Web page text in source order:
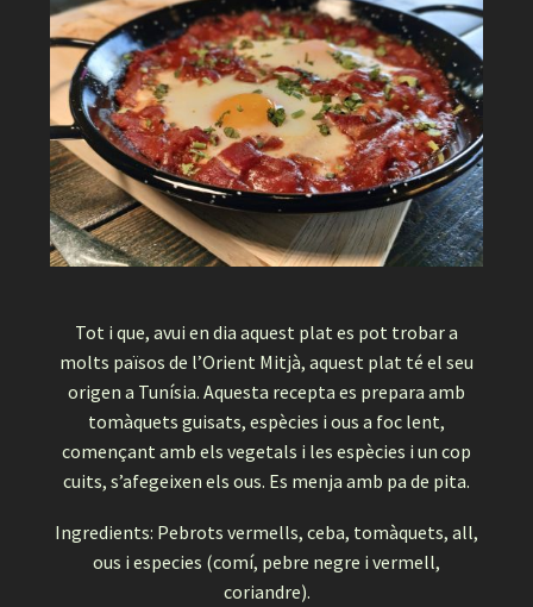
Tot i que, avui en dia aquest plat es pot trobar a
molts països de l’Orient Mitjà, aquest plat té el seu
origen a Tunísia. Aquesta recepta es prepara amb
tomàquets guisats, espècies i ous a foc lent,
començant amb els vegetals i les espècies i un cop
cuits, s’afegeixen els ous. Es menja amb pa de pita.
Ingredients: Pebrots vermells, ceba, tomàquets, all,
ous i especies (comí, pebre negre i vermell,
coriandre).